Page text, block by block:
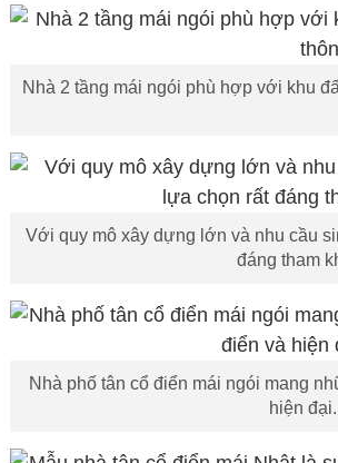
Nhà 2 tầng mái ngói phù hợp với khu
Với quy mô xây dựng lớn và nhu cầu
đáng tham
Nhà phố tân cổ điển mái ngói mang
hiện